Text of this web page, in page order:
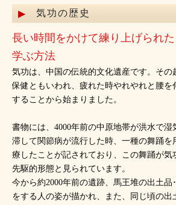
気功の歴史
長い時間をかけて練り上げられ
学ぶ方法
気功は、中国の伝統的文化遺産です。その
保健ともいわれ、疲れた時やれやれと腰を
することから始まりました。
書物には、4000年前の中原地帯が洪水で湿
滞して関節病が流行した時、一種の舞踊を
療したことが記されており、この舞踊が気
先駆的形態と見られています。
今から約2000年前の遺跡、馬王堆の出土品
をする人の姿が描かれ、また、同じ頃の出